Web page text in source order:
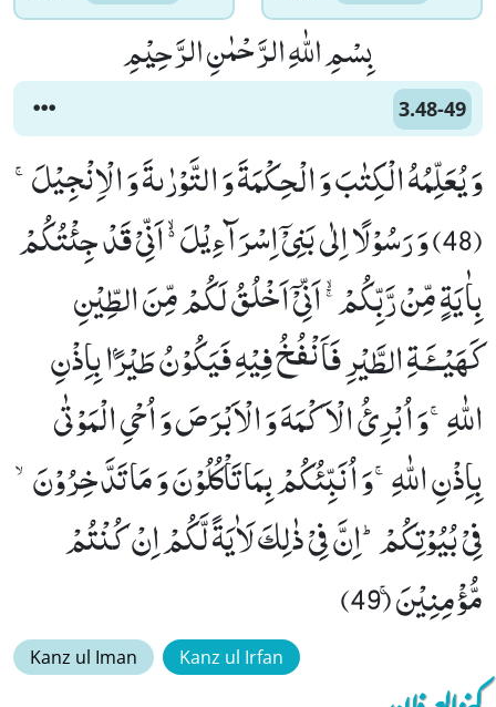
بِسْمِ اللّٰهِ الرَّحْمٰنِ الرَّحِیْمِ
3.48-49
وَ یُعَلِّمُهُ الْكِتٰبَ وَ الْحِكْمَةَ وَ التَّوْرٰىةَ وَ الْاِنْجِیْلَۚ
(48) وَ رَسُوْلًا اِلٰى بَنِیْۤ اِسْرَآءِیْلَ ﳔ اَنِّیْ قَدْ جِئْتُكُمْ
بِاٰیَةٍ مِّنْ رَّبِّكُمْ ﳐ اَنِّیْۤ اَخْلُقُ لَكُمْ مِّنَ الطِّیْنِ
كَهَیْــٴَـةِ الطَّیْرِ فَاَنْفُخُ فِیْهِ فَیَكُوْنُ طَیْرًۢا بِاِذْنِ
اللّٰهِۚ-وَ اُبْرِئُ الْاَ كْمَهَ وَ الْاَبْرَصَ وَ اُحْیِ الْمَوْتٰى
بِاِذْنِ اللّٰهِۚ-وَ اُنَبِّئُكُمْ بِمَا تَاْكُلُوْنَ وَ مَا تَدَّخِرُوْنَۙ-
فِیْ بُیُوْتِكُمْؕ-اِنَّ فِیْ ذٰلِكَ لَاٰیَةً لَّكُمْ اِنْ كُنْتُمْ
مُّؤْمِنِیْنَۚ (49)
Kanz ul Iman Kanz ul Irfan